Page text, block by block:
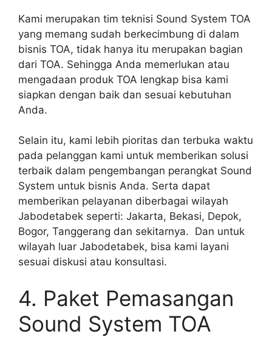
Kami merupakan tim teknisi Sound System TOA
yang memang sudah berkecimbung di dalam
bisnis TOA, tidak hanya itu merupakan bagian
dari TOA. Sehingga Anda memerlukan atau
mengadaan produk TOA lengkap bisa kami
siapkan dengan baik dan sesuai kebutuhan
Anda.
Selain itu, kami lebih pioritas dan terbuka waktu
pada pelanggan kami untuk memberikan solusi
terbaik dalam pengembangan perangkat Sound
System untuk bisnis Anda. Serta dapat
memberikan pelayanan diberbagai wilayah
Jabodetabek seperti: Jakarta, Bekasi, Depok,
Bogor, Tanggerang dan sekitarnya. Dan untuk
wilayah luar Jabodetabek, bisa kami layani
sesuai diskusi atau konsultasi.
4. Paket Pemasangan
Sound System TOA